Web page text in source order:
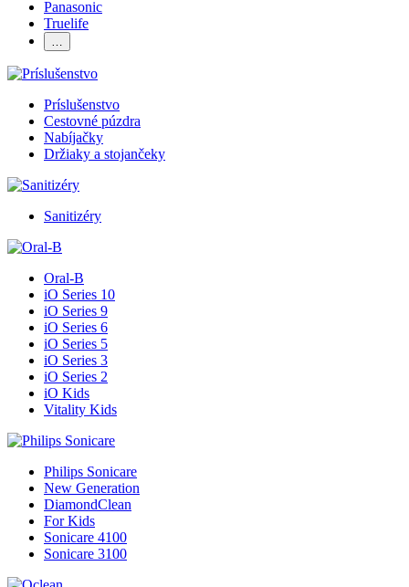
Panasonic
Truelife
…
Príslušenstvo
Cestovné púzdra
Nabíjačky
Držiaky a stojančeky
Sanitizéry
Oral-B
iO Series 10
iO Series 9
iO Series 6
iO Series 5
iO Series 3
iO Series 2
iO Kids
Vitality Kids
Philips Sonicare
New Generation
DiamondClean
For Kids
Sonicare 4100
Sonicare 3100